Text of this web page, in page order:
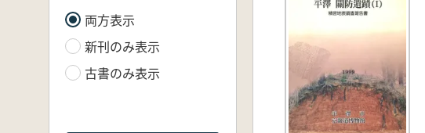
両方表示
新刊のみ表示
古書のみ表示